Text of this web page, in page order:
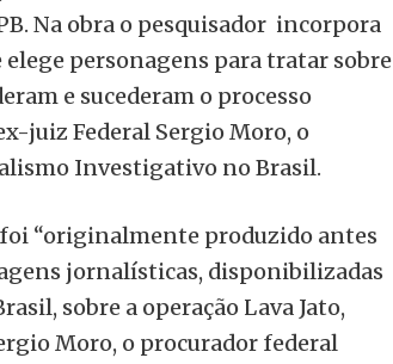
Na obra o pesquisador incorpora
personagens para tratar sobre
e sucederam o processo
juiz Federal Sergio Moro, o
Investigativo no Brasil.
“originalmente produzido antes
jornalísticas, disponibilizadas
sobre a operação Lava Jato,
Moro, o procurador federal